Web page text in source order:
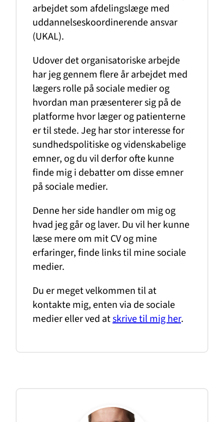
arbejdet som afdelingslæge med
uddannelseskoordinerende ansvar
(UKAL).
Udover det organisatoriske arbejde
har jeg gennem flere år arbejdet med
lægers rolle på sociale medier og
hvordan man præsenterer sig på de
platforme hvor læger og patienterne
er til stede. Jeg har stor interesse for
sundhedspolitiske og videnskabelige
emner, og du vil derfor ofte kunne
finde mig i debatter om disse emner
på sociale medier.
Denne her side handler om mig og
hvad jeg går og laver. Du vil her kunne
læse mere om mit CV og mine
erfaringer, finde links til mine sociale
medier.
Du er meget velkommen til at
kontakte mig, enten via de sociale
medier eller ved atskrive til mig her.